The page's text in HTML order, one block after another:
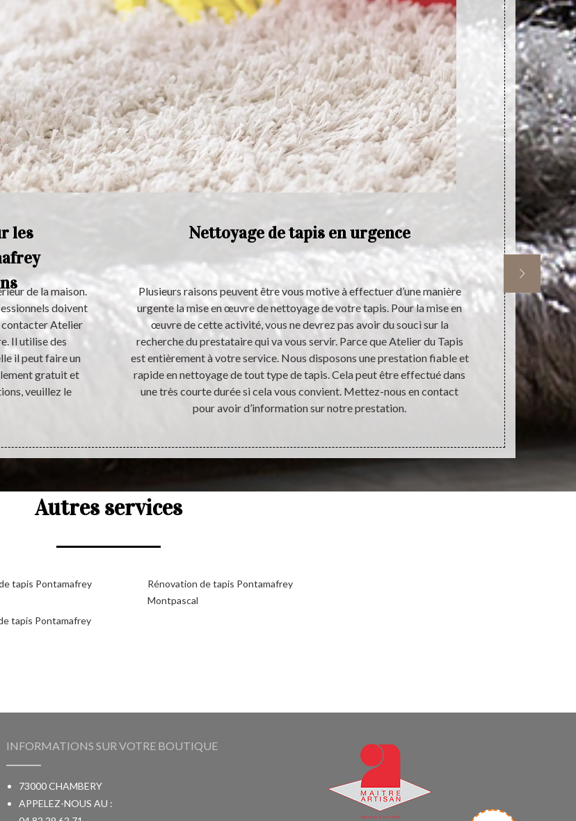
les
de la maison.
doivent
contacter Atelier
Il utilise des
il peut faire un
gratuit et
veuillez le
Nettoyage de tapis en urgence
Plusieurs raisons peuvent être vous motive à effectuer d’une manière
urgente la mise en œuvre de nettoyage de votre tapis. Pour la mise en
œuvre de cette activité, vous ne devrez pas avoir du souci sur la
recherche du prestataire qui va vous servir. Parce que Atelier du Tapis
est entièrement à votre service. Nous disposons une prestation fiable et
rapide en nettoyage de tout type de tapis. Cela peut être effectué dans
une très courte durée si cela vous convient. Mettez-nous en contact
pour avoir d’information sur notre prestation.
Si vous
vous
prestataire
avec notre
devis
Autres services
tapis Pontamafrey
tapis Pontamafrey
Rénovation de tapis Pontamafrey
Montpascal
INFORMATIONS SUR VOTRE BOUTIQUE
73000 CHAMBERY
APPELEZ-NOUS AU :